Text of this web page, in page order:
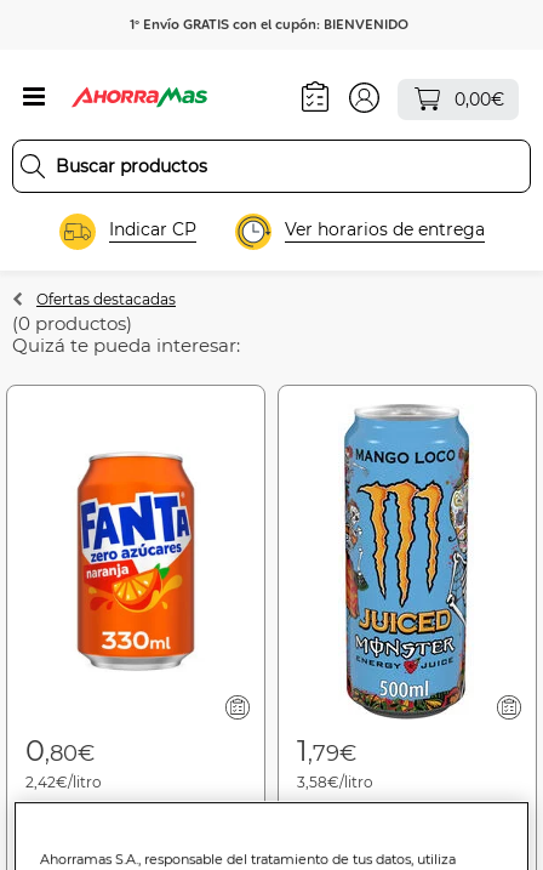
1º Envío GRATIS con el cupón: BIENVENIDO
0,00€
Indicar CP Ver horarios de entrega
Ofertas destacadas
(0 productos)
Quizá te pueda interesar:
0,80€
2,42€/litro
1,79€
3,58€/litro
juiced mango loco lata
Ahorramas S.A., responsable del tratamiento de tus datos, utiliza